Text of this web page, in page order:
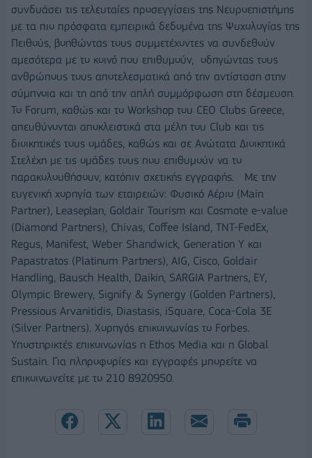
συνδυάσει τις τελευταίες προσεγγίσεις της Νευροεπιστήμης
με τα πιο πρόσφατα εμπειρικά δεδομένα της Ψυχολογίας της
Πειθούς, βοηθώντας τους συμμετέχοντες να συνδεθούν
αμεσότερα με το κοινό που επιθυμούν, οδηγώντας τους
ανθρώπους τους αποτελεσματικά από την αντίσταση στην
σύμπνοια και τη από την απλή συμμόρφωση στη δέσμευση.
Το Forum, καθώς και το Workshop του CEO Clubs Greece,
απευθύνονται αποκλειστικά στα μέλη του Club και τις
διοικητικές τους ομάδες, καθώς και σε Ανώτατα Διοικητικά
Στελέχη με τις ομάδες τους που επιθυμούν να το
παρακολουθήσουν, κατόπιν σχετικής εγγραφής. Με την
ευγενική χορηγία των εταιρειών: Φυσικό Αέριο (Main
Partner), Leaseplan, Goldair Tourism και Cosmote e-value
(Diamond Partners), Chivas, Coffee Island, TNT-FedEx,
Regus, Manifest, Weber Shandwick, Generation Y και
Papastratos (Platinum Partners), AIG, Cisco, Goldair
Handling, Bausch Health, Daikin, SARGIA Partners, EY,
Olympic Brewery, Signify & Synergy (Golden Partners),
Pressious Arvanitidis, Diastasis, iSquare, Coca-Cola 3E
(Silver Partners). Χορηγός επικοινωνίας το Forbes.
Υποστηρικτές επικοινωνίας η Ethos Media και η Global
Sustain. Για πληροφορίες και εγγραφές μπορείτε να
επικοινωνείτε με το 210 8920950.